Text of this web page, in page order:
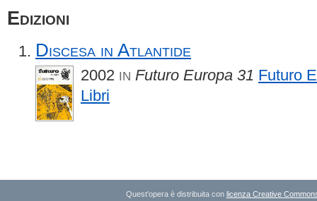
Edizioni
Discesa in Atlantide
2002 IN Futuro Europa 31 Futuro
Libri
Quest'opera è distribuita con licenza Creative